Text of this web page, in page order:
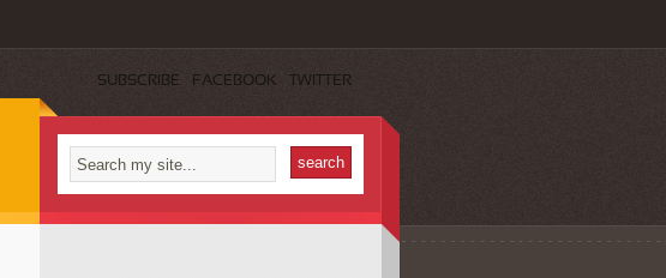
SUBSCRIBE FACEBOOK TWITTER